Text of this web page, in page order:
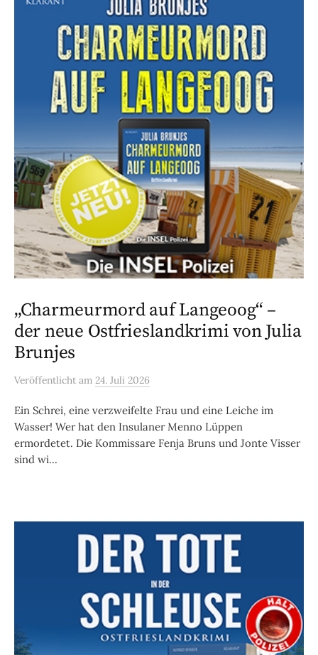
„Charmeurmord auf Langeoog“ –
der neue Ostfrieslandkrimi von Julia
Brunjes
Veröffentlicht am 24. Juli 2026
Ein Schrei, eine verzweifelte Frau und eine Leiche im
Wasser! Wer hat den Insulaner Menno Lüppen
ermordetet. Die Kommissare Fenja Bruns und Jonte Visser
sind wi...